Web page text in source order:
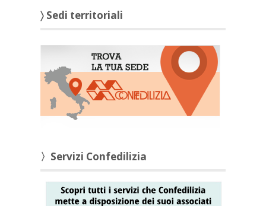
〉 Sedi territoriali
〉Servizi Confedilizia